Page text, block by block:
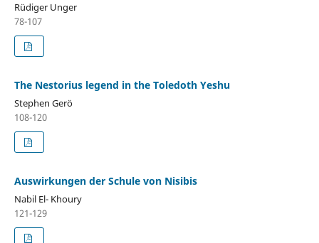
Rüdiger Unger
78-107
The Nestorius legend in the Toledoth Yeshu
Stephen Gerö
108-120
Auswirkungen der Schule von Nisibis
Nabil El- Khoury
121-129